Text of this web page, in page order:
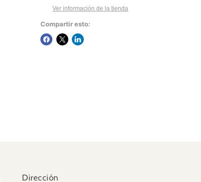
Ver información de la tienda
Compartir esto:
Dirección